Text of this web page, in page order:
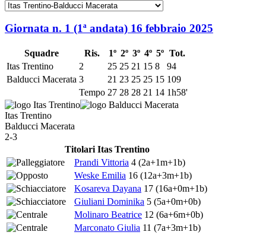
Giornata n. 1 (1ª andata) 16 febbraio 2025
Squadre Ris. 1º 2º 3º 4º 5º Tot.
Itas Trentino
2 25 25 21 15 8
94
Balducci Macerata 3 21 23 25 25 15 109
Tempo 27 28 28 21 14 1h58'
Itas Trentino
Balducci Macerata
2-3
Titolari Itas Trentino
Prandi Vittoria 4 (2a+1m+1b)
Weske Emilia 16 (12a+3m+1b)
Kosareva Dayana 17 (16a+0m+1b)
Giuliani Dominika 5 (5a+0m+0b)
Molinaro Beatrice 12 (6a+6m+0b)
Marconato Giulia 11 (7a+3m+1b)